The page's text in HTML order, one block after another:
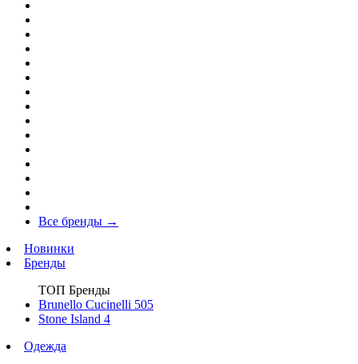
Все бренды →
Новинки
Бренды
ТОП Бренды
Brunello Cucinelli 505
Stone Island 4
Одежда